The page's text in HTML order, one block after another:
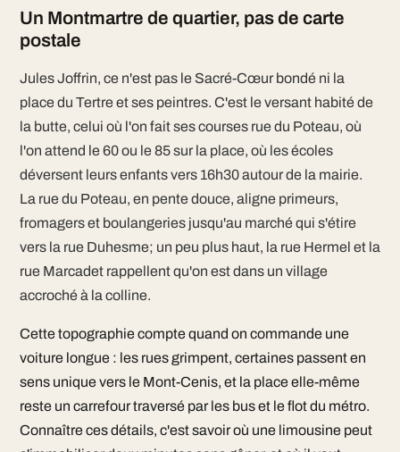
Un Montmartre de quartier, pas de carte
postale
Jules Joffrin, ce n'est pas le Sacré-Cœur bondé ni la
place du Tertre et ses peintres. C'est le versant habité de
la butte, celui où l'on fait ses courses rue du Poteau, où
l'on attend le 60 ou le 85 sur la place, où les écoles
déversent leurs enfants vers 16h30 autour de la mairie.
La rue du Poteau, en pente douce, aligne primeurs,
fromagers et boulangeries jusqu'au marché qui s'étire
vers la rue Duhesme; un peu plus haut, la rue Hermel et la
rue Marcadet rappellent qu'on est dans un village
accroché à la colline.
Cette topographie compte quand on commande une
voiture longue : les rues grimpent, certaines passent en
sens unique vers le Mont-Cenis, et la place elle-même
reste un carrefour traversé par les bus et le flot du métro.
Connaître ces détails, c'est savoir où une limousine peut